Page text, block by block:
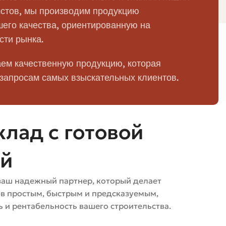
водопоглощением, применяется для мощения
стабильность формы и размеров, сокращает брак и
Недостатки
большой расход труда
подходят
Требует контроля влажности и
большой энергоёмкости
мы производим продукцию
качества, ориентированную на
рынка.
качественную продукцию, которая
самых взыскательных клиентов.
с готовой
надежный партнер, который делает
простым, быстрым и предсказуемым,
рентабельность вашего строительства.